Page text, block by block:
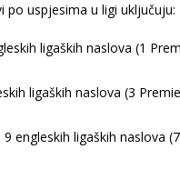
po uspjesima u ligi uključuju:
ligaških naslova (1
ligaških naslova (3
engleskih ligaških naslova